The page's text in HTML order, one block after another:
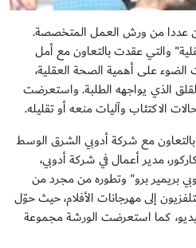
عددا من ورش العمل المتخصصة.
والتي عقدت بالتعاون مع أمل
الضوء على أهمية الصحة العقلية،
الذي يواجهه الطلبة. واستعرضت
الاكتئاب وآليات منعه أو تقليله.
مع شركة أدوبي الشرق الوسط
مدير أعمال في شركة أدوبي،
بريمير برو" وتطوره من مجرد من
إلى مهرجانات الأفلام، حيث حوّل
كما استعرضت الورشة مجموعة